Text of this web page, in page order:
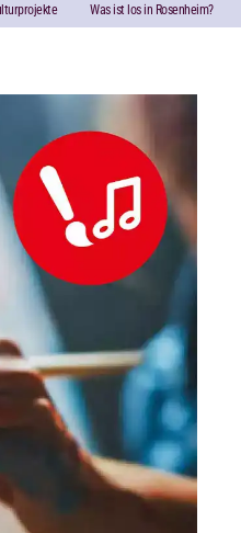
Was ist los in Rosenheim?